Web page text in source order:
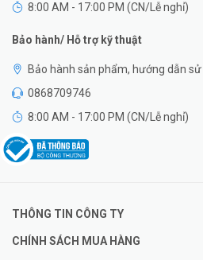
8:00 AM - 17:00 PM (CN/Lễ nghỉ)
Bảo hành/ Hỗ trợ kỹ thuật
Bảo hành sản phẩm, hướng dẫn
0868709746
8:00 AM - 17:00 PM (CN/Lễ nghỉ)
THÔNG TIN CÔNG TY
CHÍNH SÁCH MUA HÀNG